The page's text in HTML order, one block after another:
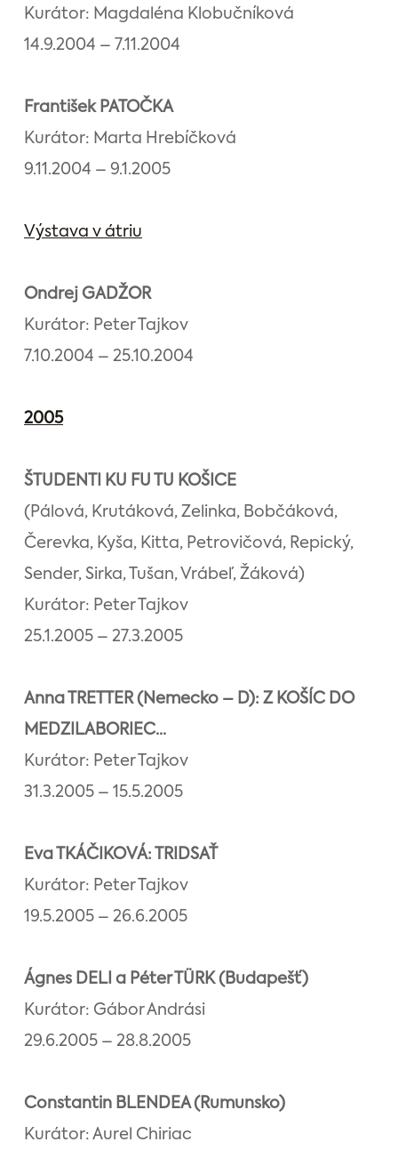
Kurátor: Magdaléna Klobučníková
14.9.2004 – 7.11.2004
František PATOČKA
Kurátor: Marta Hrebíčková
9.11.2004 – 9.1.2005
Výstava v átriu
Ondrej GADŽOR
Kurátor: Peter Tajkov
7.10.2004 – 25.10.2004
2005
ŠTUDENTI KU FU TU KOŠICE
(Pálová, Krutáková, Zelinka, Bobčáková,
Čerevka, Kyša, Kitta, Petrovičová, Repický,
Sender, Sirka, Tušan, Vrábeľ, Žáková)
Kurátor: Peter Tajkov
25.1.2005 – 27.3.2005
Anna TRETTER (Nemecko – D): Z KOŠÍC DO
MEDZILABORIEC...
Kurátor: Peter Tajkov
31.3.2005 – 15.5.2005
Eva TKÁČIKOVÁ: TRIDSAŤ
Kurátor: Peter Tajkov
19.5.2005 – 26.6.2005
Ágnes DELI a Péter TÜRK (Budapešť)
Kurátor: Gábor Andrási
29.6.2005 – 28.8.2005
Constantin BLENDEA (Rumunsko)
Kurátor: Aurel Chiriac